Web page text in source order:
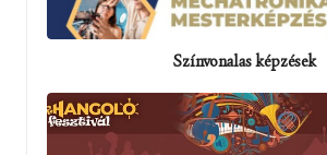
Színvonalas képzések